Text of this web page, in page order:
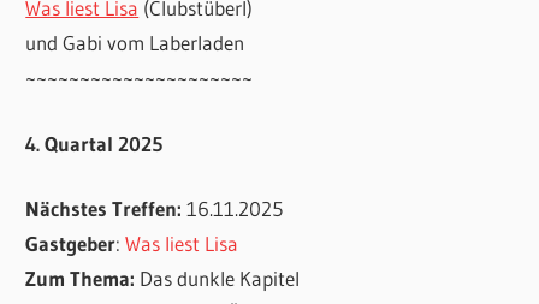
Was liest Lisa (Clubstüberl)
und Gabi vom Laberladen
~~~~~~~~~~~~~~~~~~~~~
4. Quartal 2025
Nächstes Treffen:16.11.2025
Gastgeber:Was liest Lisa
Zum Thema: Das dunkle Kapitel